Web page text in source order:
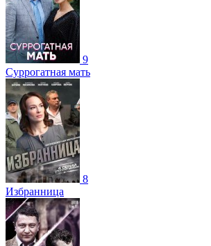
9
Суррогатная мать
8
Избранница